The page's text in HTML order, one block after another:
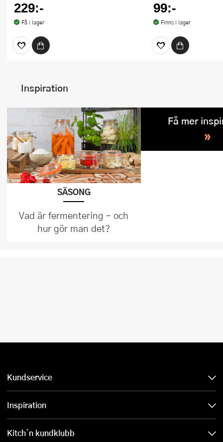
229:-
Få i lager
99:-
Finns i lager
Inspiration
SÄSONG
Vad är fermentering – och
hur gör man det?
Få mer
»
Kundservice
Inspiration
Kitch´n kundklubb